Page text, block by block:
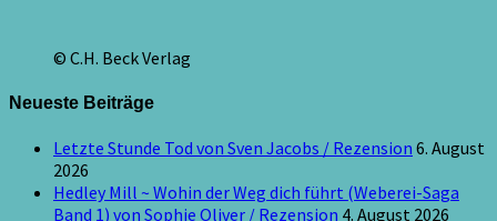
© C.H. Beck Verlag
Neueste Beiträge
Letzte Stunde Tod von Sven Jacobs / Rezension 6. August
2026
Hedley Mill ~ Wohin der Weg dich führt (Weberei-Saga
Band 1) von Sophie Oliver / Rezension 4. August 2026